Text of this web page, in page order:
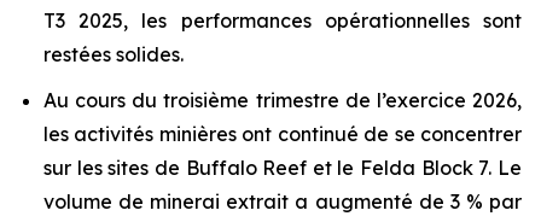
T3 2025, les performances opérationnelles sont
restées solides.
Au cours du troisième trimestre de l’exercice 2026,
les activités minières ont continué de se concentrer
sur les sites de Buffalo Reef et le Felda Block 7. Le
volume de minerai extrait a augmenté de 3 % par